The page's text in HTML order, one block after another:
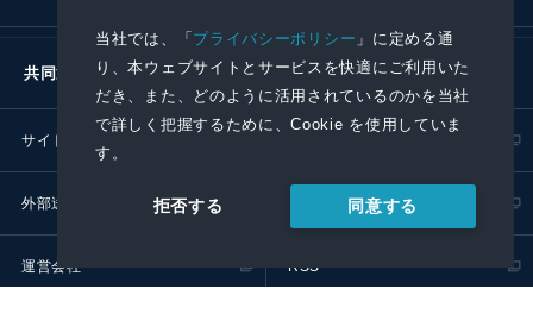
当社では、「プライバシーポリシー 」に定める通
り、本ウェブサイトとサービスを快適にご利用いた
だき、また、どのように活用されているのかを当社
で詳しく把握するために、Cookie を使用していま
す。
拒否する 同意する
共同通信社グループ
サイトポリシー
外部送信ポリシー プレスリリース取扱基準
運営会社 RSS